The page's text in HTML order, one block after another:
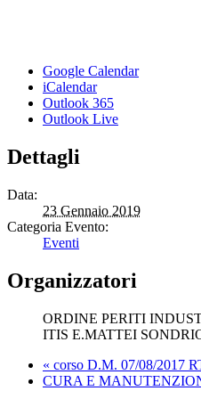
Google Calendar
iCalendar
Outlook 365
Outlook Live
Dettagli
Data:
23 Gennaio 2019
Categoria Evento:
Eventi
Organizzatori
ORDINE PERITI
ITIS E.MATTEI
« corso D.M. 07/08/2017
CURA E